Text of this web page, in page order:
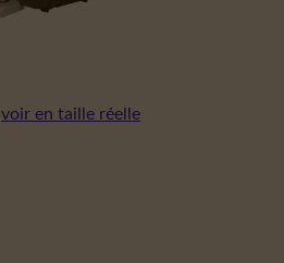
voir en taille réelle